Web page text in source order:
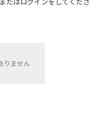
りません